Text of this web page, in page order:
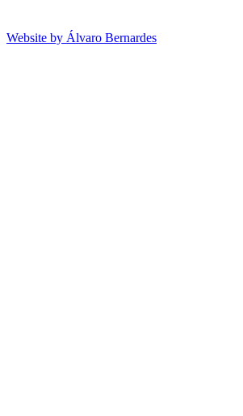
Website by Álvaro Bernardes